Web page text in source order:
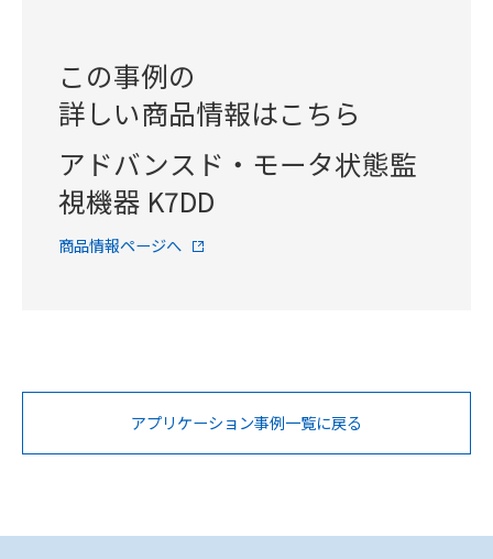
この事例の
詳しい商品情報はこちら
アドバンスド・モータ状態監
視機器 K7DD
商品情報ページへ
アプリケーション事例一覧に戻る